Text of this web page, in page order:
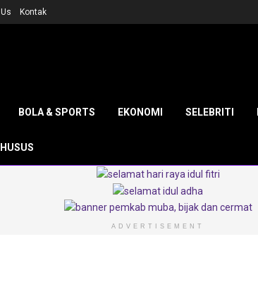
Kontak
BOLA & SPORTS EKONOMI SELEBRITI
ADVERTISEMENT